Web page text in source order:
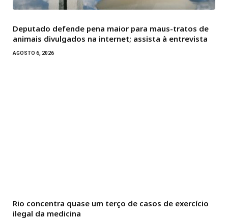
Deputado defende pena maior para maus-tratos de
animais divulgados na internet; assista à entrevista
AGOSTO 6, 2026
Rio concentra quase um terço de casos de exercício
ilegal da medicina